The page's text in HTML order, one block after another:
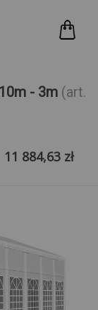
- 3m (art.
11 884,63 zł